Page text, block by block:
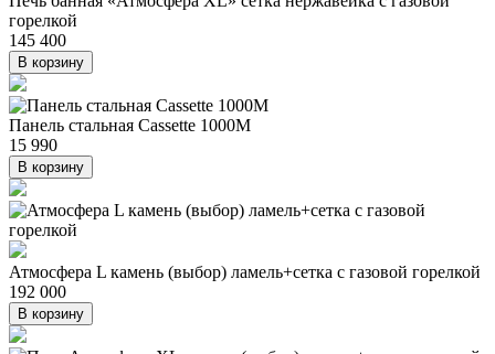
горелкой
145 400
В корзину
Панель стальная Cassette 1000M
15 990
В корзину
Атмосфера L камень (выбор) ламель+сетка с газовой горелкой
192 000
В корзину